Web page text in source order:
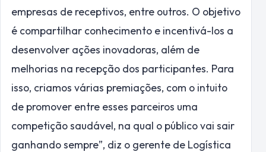
empresas de receptivos, entre outros. O objetivo
é compartilhar conhecimento e incentivá-los a
desenvolver ações inovadoras, além de
melhorias na recepção dos participantes. Para
isso, criamos várias premiações, com o intuito
de promover entre esses parceiros uma
competição saudável, na qual o público vai sair
ganhando sempre”, diz o gerente de Logística